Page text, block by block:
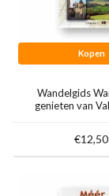
Kopen
Wandelgids
genieten van
€12,50